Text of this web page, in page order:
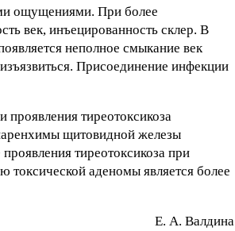
ощущениями. При более
век, инъецированность склер. В
неполное смыкание век
Присоединение инфекции
тиреотоксикоза
щитовидной железы
тиреотоксикоза при
токсической аденомы является более
E. А. Вaлдинa